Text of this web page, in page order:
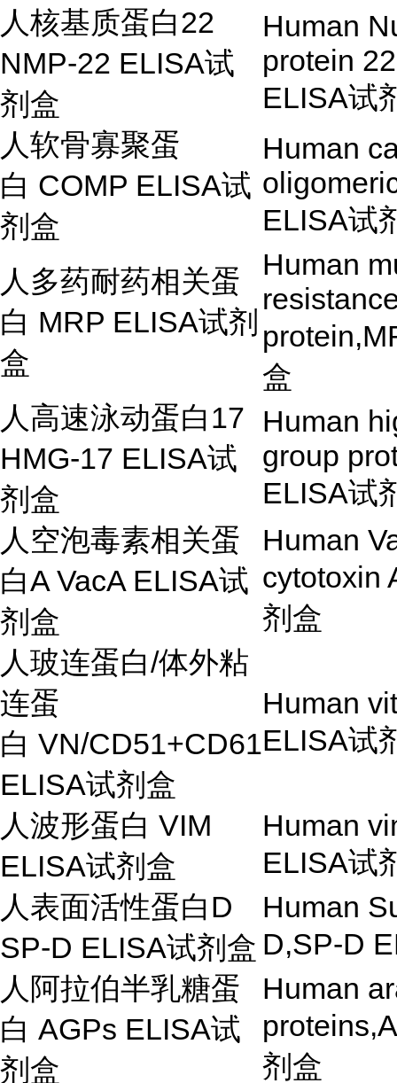
人核基质蛋白22
NMP-22 ELISA试
剂盒
Human
protein
ELISA试
人软骨寡聚蛋
白 COMP ELISA试
剂盒
Human
ELISA试
人多药耐药相关蛋
白 MRP ELISA试剂
盒
Human
盒
人高速泳动蛋白 17
HMG-17 ELISA试
剂盒
Human
group
ELISA试
人空泡毒素相关蛋
白A VacA ELISA试
剂盒
Human
cytotoxin
剂盒
人玻连蛋白/体外粘
连蛋
白 VN/CD51+CD61
ELISA试剂盒
Human
ELISA试
人波形蛋白 VIM
ELISA试剂盒
Human
ELISA试
人表面活性蛋白 D
SP-D ELISA试剂盒
Human
D,SP-D
人阿拉伯半乳糖蛋
白 AGPs ELISA试
剂盒
Human
剂盒